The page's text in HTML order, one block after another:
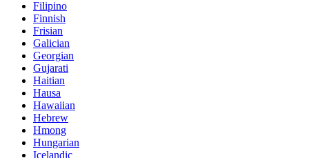
Filipino
Finnish
Frisian
Galician
Georgian
Gujarati
Haitian
Hausa
Hawaiian
Hebrew
Hmong
Hungarian
Icelandic